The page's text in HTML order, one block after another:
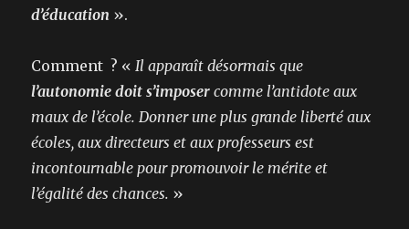
d’éducation ».
Comment ? «Il apparaît désormais que
l’autonomie doit s’imposer comme l’antidote aux
maux de l’école. Donner une plus grande liberté aux
écoles, aux directeurs et aux professeurs est
incontournable pour promouvoir le mérite et
l’égalité des chances. »